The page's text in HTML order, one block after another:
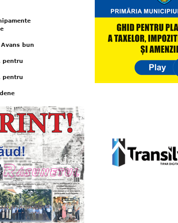
bun
pentru
pentru